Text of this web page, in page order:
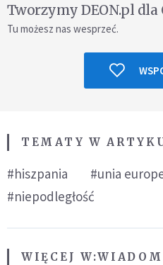
Tworzymy DEON.pl dla
Tu możesz nas wesprzeć.
TEMATY W
#hiszpania #unia
#niepodległość
WIĘCEJ W: